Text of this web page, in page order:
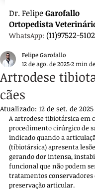
Dr. FelipeGarofallo
Ortopedista
WhatsApp: (11)97522-5102
Artrodese
cães
Felipe Garofallo
12 de ago. de 20252 min
Atualizado: 12 de set. de 2025
A artrodese tibiotársica em
procedimento cirúrgico de
indicado quando a
(tibiotársica) apresenta
gerando dor intensa,
funcional que não podem
tratamentos conservadores
preservação articular.